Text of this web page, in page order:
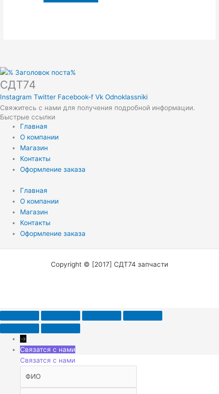
СДТ74
Instagram Twitter Facebook-f Vk Odnoklassniki
Свяжитесь с нами для получения подробной информации.
Быстрые ссылки
Главная
О компании
Магазин
Контакты
Оформление заказа
Главная
О компании
Магазин
Контакты
Оформление заказа
Copyright © [2017] СДТ74 запчасти
→
Связатся с нами
Связатся с нами